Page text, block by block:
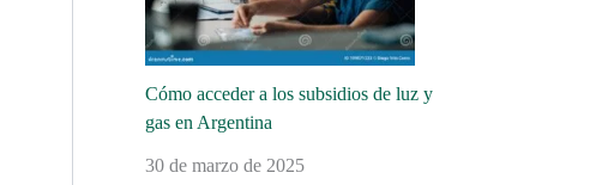
Cómo acceder a los subsidios de luz y
gas en Argentina
30 de marzo de 2025